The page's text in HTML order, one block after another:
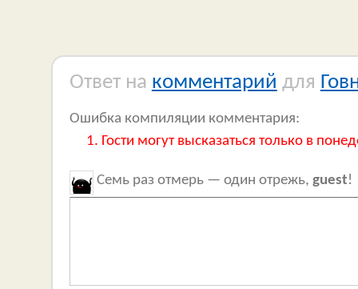
Ответ на комментарий для
Ошибка компиляции комментария:
Гости могут высказаться только в
Семь раз отмерь — один отрежь, guest!